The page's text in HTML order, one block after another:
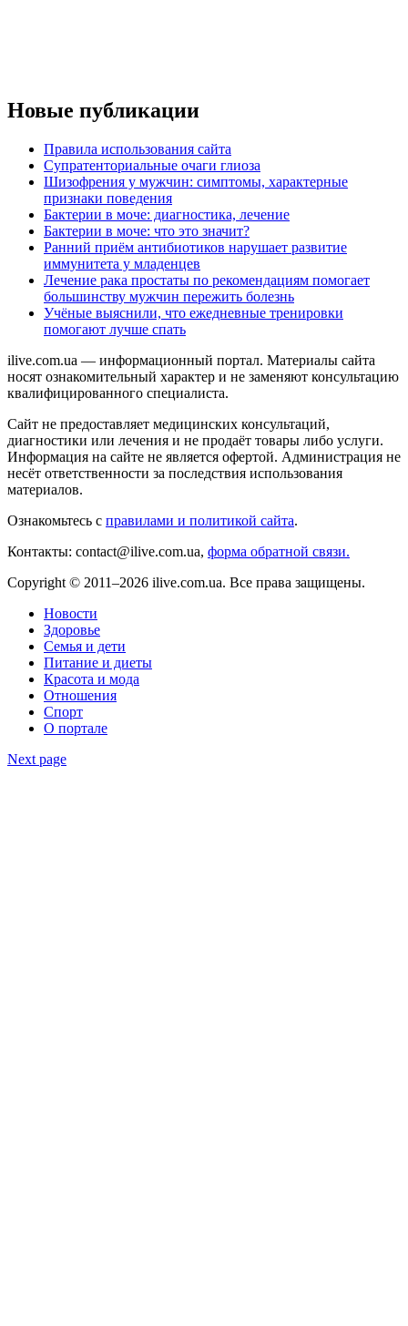
Новые публикации
Правила использования сайта
Супратенториальные очаги глиоза
Шизофрения у мужчин: симптомы, характерные
признаки поведения
Бактерии в моче: диагностика, лечение
Бактерии в моче: что это значит?
Ранний приём антибиотиков нарушает развитие
иммунитета у младенцев
Лечение рака простаты по рекомендациям помогает
большинству мужчин пережить болезнь
Учёные выяснили, что ежедневные тренировки
помогают лучше спать
ilive.com.ua — информационный портал. Материалы сайта
носят ознакомительный характер и не заменяют консультацию
квалифицированного специалиста.
Сайт не предоставляет медицинских консультаций,
диагностики или лечения и не продаёт товары либо услуги.
Информация на сайте не является офертой. Администрация не
несёт ответственности за последствия использования
материалов.
Ознакомьтесь с правилами и политикой сайта.
Контакты: contact@ilive.com.ua, форма обратной связи.
Copyright © 2011–2026 ilive.com.ua. Все права защищены.
Новости
Здоровье
Семья и дети
Питание и диеты
Красота и мода
Отношения
Спорт
О портале
Next page